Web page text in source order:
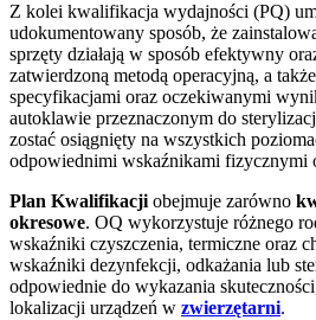
Z kolei kwalifikacja wydajności (PQ)
udokumentowany sposób, że
sprzęty działają w sposób efektywny
zatwierdzoną metodą operacyjną, a
specyfikacjami oraz oczekiwanymi
autoklawie przeznaczonym do
zostać osiągnięty na wszystkich
odpowiednimi wskaźnikami fizycznymi
Plan Kwalifikacji obejmuje zarówno
okresowe. OQ wykorzystuje różnego
wskaźniki czyszczenia, termiczne oraz
wskaźniki dezynfekcji, odkażania lub
odpowiednie do wykazania
lokalizacji urządzeń w zwierzętarni.